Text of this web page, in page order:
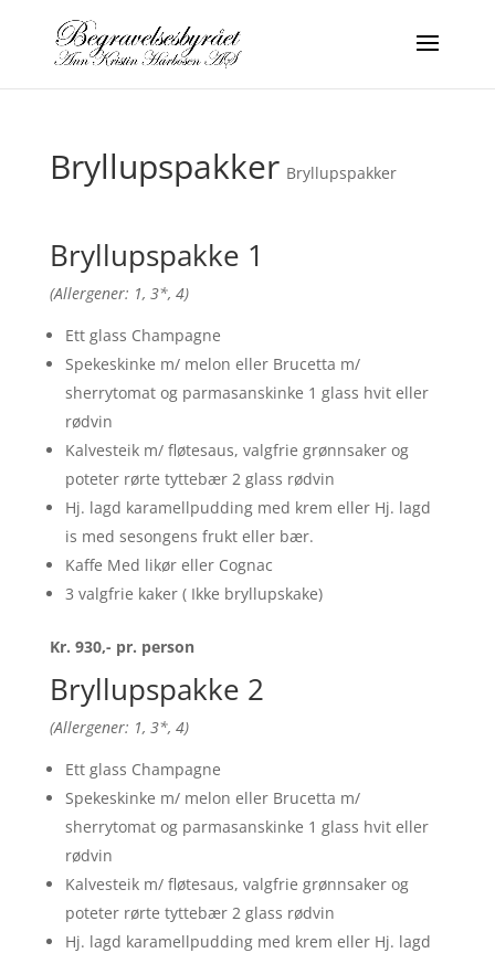
Bryllupspakker Bryllupspakker
Bryllupspakke 1
(Allergener: 1, 3*, 4)
Ett glass Champagne
Spekeskinke m/ melon eller Brucetta m/
sherrytomat og parmasanskinke 1 glass hvit eller
rødvin
Kalvesteik m/ fløtesaus, valgfrie grønnsaker og
poteter rørte tyttebær 2 glass rødvin
Hj. lagd karamellpudding med krem eller Hj. lagd
is med sesongens frukt eller bær.
Kaffe Med likør eller Cognac
3 valgfrie kaker ( Ikke bryllupskake)
Kr. 930,- pr. person
Bryllupspakke 2
(Allergener: 1, 3*, 4)
Ett glass Champagne
Spekeskinke m/ melon eller Brucetta m/
sherrytomat og parmasanskinke 1 glass hvit eller
rødvin
Kalvesteik m/ fløtesaus, valgfrie grønnsaker og
poteter rørte tyttebær 2 glass rødvin
Hj. lagd karamellpudding med krem eller Hj. lagd